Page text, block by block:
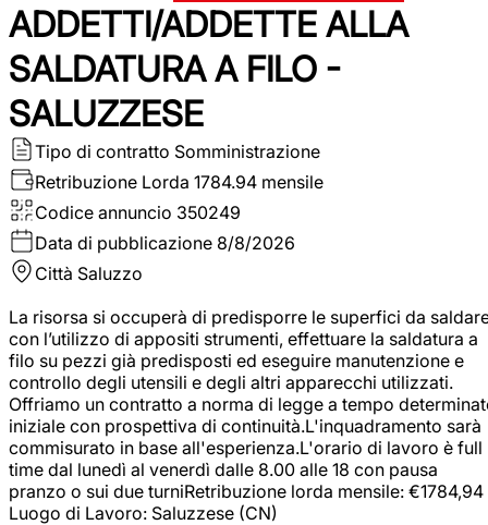
ADDETTI/ADDETTE ALLA
SALDATURA A FILO -
SALUZZESE
Tipo di contratto Somministrazione
Retribuzione Lorda 1784.94 mensile
Codice annuncio 350249
Data di pubblicazione 8/8/2026
Città Saluzzo
La risorsa si occuperà di predisporre le superfici da
con l’utilizzo di appositi strumenti, effettuare la saldatura a
filo su pezzi già predisposti ed eseguire manutenzione e
controllo degli utensili e degli altri apparecchi utilizzati.
Offriamo un contratto a norma di legge a tempo
iniziale con prospettiva di continuità.L'inquadramento sarà
commisurato in base all'esperienza.L'orario di lavoro è full
time dal lunedì al venerdì dalle 8.00 alle 18 con pausa
pranzo o sui due turniRetribuzione lorda mensile: €1784,94
Luogo di Lavoro: Saluzzese (CN)